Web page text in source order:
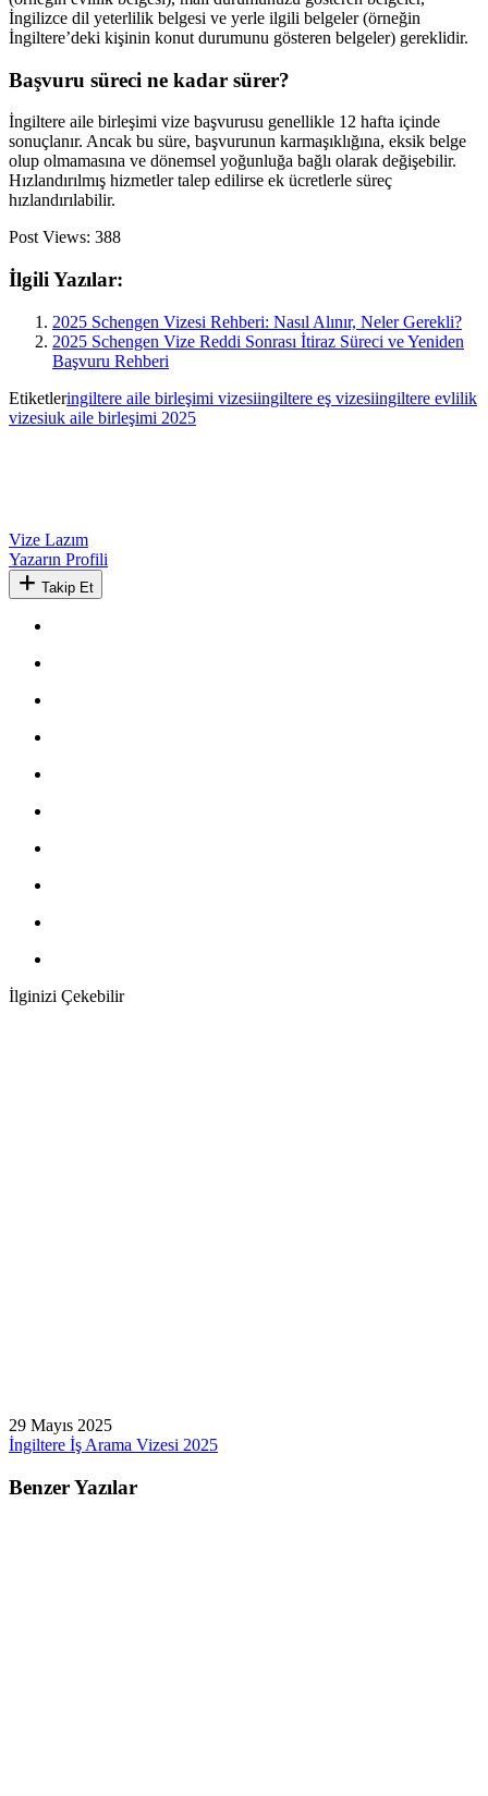
İngilizce dil yeterlilik belgesi ve yerle ilgili belgeler (örneğin
İngiltere’deki kişinin konut durumunu gösteren belgeler) gereklidir.
Başvuru süreci ne kadar sürer?
İngiltere aile birleşimi vize başvurusu genellikle 12 hafta içinde
sonuçlanır. Ancak bu süre, başvurunun karmaşıklığına, eksik belge
olup olmamasına ve dönemsel yoğunluğa bağlı olarak değişebilir.
Hızlandırılmış hizmetler talep edilirse ek ücretlerle süreç
hızlandırılabilir.
Post Views: 388
İlgili Yazılar:
2025 Schengen Vizesi Rehberi: Nasıl Alınır, Neler Gerekli?
2025 Schengen Vize Reddi Sonrası İtiraz Süreci ve Yeniden
Başvuru Rehberi
Etiketleringiltere aile birleşimi vizesiingiltere eş vizesiingiltere evlilik
vizesiuk aile birleşimi 2025
Vize Lazım
Yazarın Profili
Takip Et
İlginizi Çekebilir
29 Mayıs 2025
İngiltere İş Arama Vizesi 2025
Benzer Yazılar